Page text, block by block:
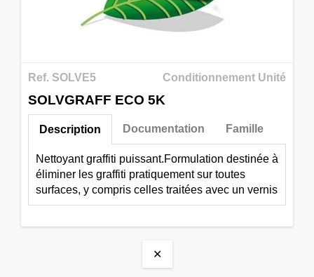
Ref. SOLVE5 Conditionnement Unité
SOLVGRAFF ECO 5K
Description
Nettoyant graffiti puissant.Formulation destinée à
éliminer les graffiti pratiquement sur toutes
surfaces, y compris celles traitées avec un vernis
Documentation Famille
✕